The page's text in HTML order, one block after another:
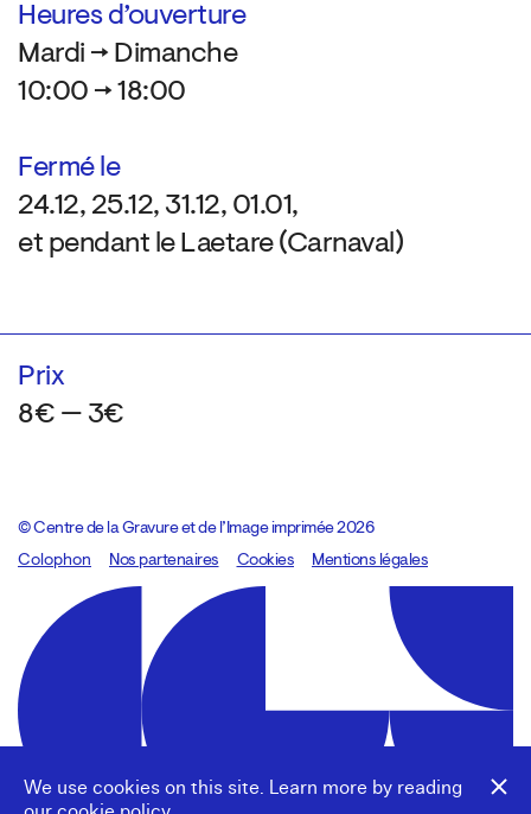
We use cookies on this site. Learn more by reading
Heures d’ouverture
Mardi → Dimanche
10:00 → 18:00
Fermé le
24.12, 25.12, 31.12, 01.01,
et pendant le Laetare (Carnaval)
Prix
8€ — 3€
© Centre de la Gravure et de l’Image imprimée 2026
Colophon
Design:Marcel Kaczmarek, code:8080.studio
Nos partenaires Cookies Mentions légales